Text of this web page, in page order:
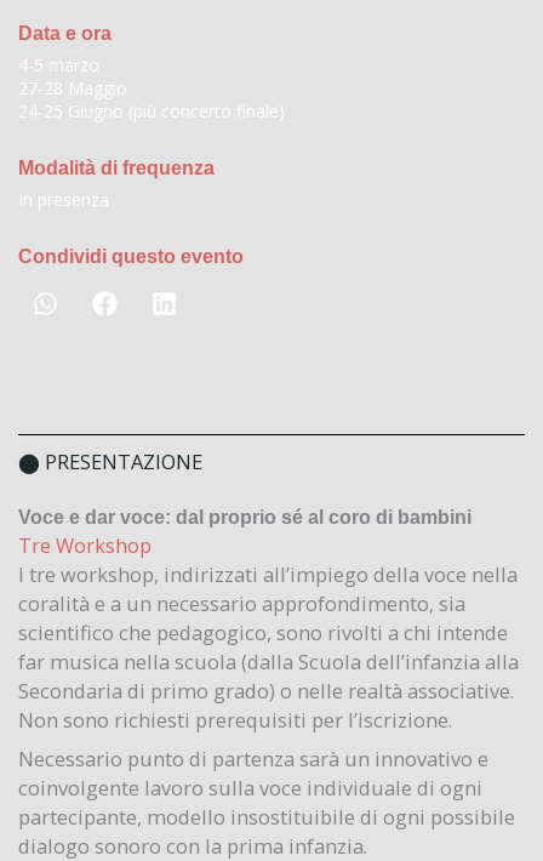
Data e ora
4-5 marzo
27-28 Maggio
24-25 Giugno (più concerto finale)
Modalità di frequenza
In presenza
Condividi questo evento
⬤ PRESENTAZIONE
Voce e dar voce: dal proprio sé al coro di bambini
Tre Workshop
I tre workshop, indirizzati all’impiego della voce nella
coralità e a un necessario approfondimento, sia
scientifico che pedagogico, sono rivolti a chi intende
far musica nella scuola (dalla Scuola dell’infanzia alla
Secondaria di primo grado) o nelle realtà associative.
Non sono richiesti prerequisiti per l’iscrizione.
Necessario punto di partenza sarà un innovativo e
coinvolgente lavoro sulla voce individuale di ogni
partecipante, modello insostituibile di ogni possibile
dialogo sonoro con la prima infanzia.